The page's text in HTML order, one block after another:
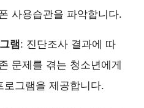
사용습관을 파악합니다.
램: 진단조사 결과에 따
문제를 겪는 청소년에게
로그램을 제공합니다.